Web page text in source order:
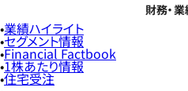
財務・
業績ハイライト
セグメント情報
Financial Factbook
1株あたり情報
住宅受注